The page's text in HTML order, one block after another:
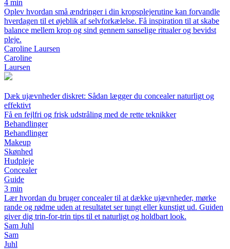
4 min
Oplev hvordan små ændringer i din kropsplejerutine kan forvandle
hverdagen til et øjeblik af selvforkælelse. Få inspiration til at skabe
balance mellem krop og sind gennem sanselige ritualer og bevidst
pleje.
Caroline Laursen
Caroline
Laursen
Dæk ujævnheder diskret: Sådan lægger du concealer naturligt og
effektivt
Få en fejlfri og frisk udstråling med de rette teknikker
Behandlinger
Behandlinger
Makeup
Skønhed
Hudpleje
Concealer
Guide
3 min
Lær hvordan du bruger concealer til at dække ujævnheder, mørke
rande og rødme uden at resultatet ser tungt eller kunstigt ud. Guiden
giver dig trin-for-trin tips til et naturligt og holdbart look.
Sam Juhl
Sam
Juhl